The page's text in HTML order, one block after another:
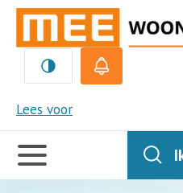
Lees voor
MEE
Handige
links